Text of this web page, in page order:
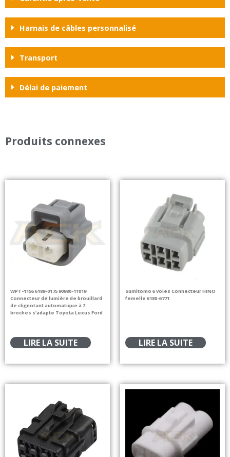
Harnais de câbles personnalisé
Transport
Délai de paiement
Produits connexes
WPT-1156 6189-0175 90980-11019
Connecteur de lumière de brouillard
de clignotant automatique à 2
broches s’adapte Toyota Lexus Ford
LIRE LA SUITE
Sumitomo 6 voies Connecteur HINO
femelle 6180-6771
LIRE LA SUITE